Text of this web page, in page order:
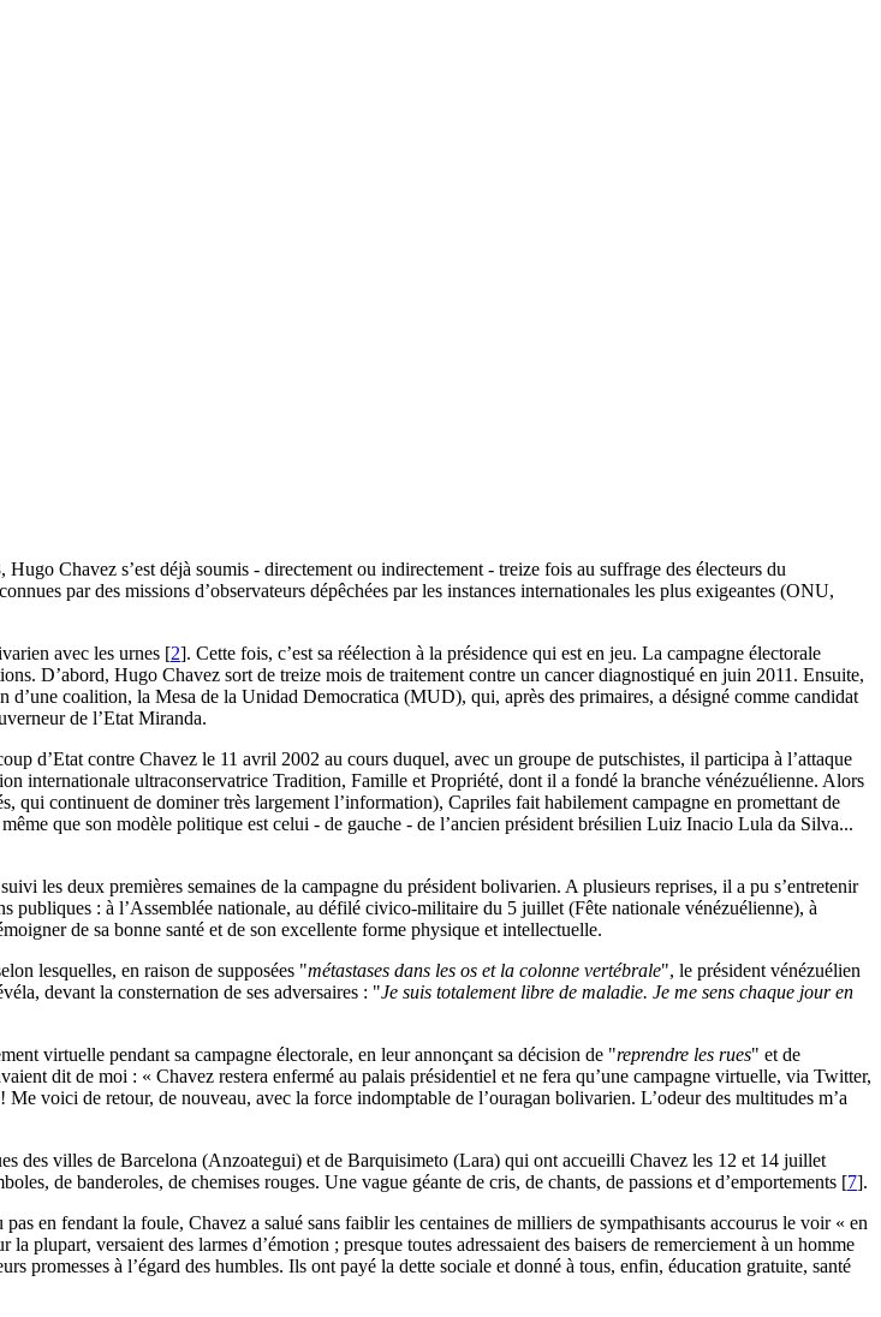
Chavez s’est déjà soumis - directement ou indirectement - treize fois au suffrage des électeurs du
par des missions d’observateurs dépêchées par les instances internationales les plus exigeantes (ONU,
avec les urnes [2]. Cette fois, c’est sa réélection à la présidence qui est en jeu. La campagne électorale
D’abord, Hugo Chavez sort de treize mois de traitement contre un cancer diagnostiqué en juin 2011. Ensuite,
coalition, la Mesa de la Unidad Democratica (MUD), qui, après des primaires, a désigné comme candidat
de l’Etat Miranda.
d’Etat contre Chavez le 11 avril 2002 au cours duquel, avec un groupe de putschistes, il participa à l’attaque
internationale ultraconservatrice Tradition, Famille et Propriété, dont il a fondé la branche vénézuélienne. Alors
qui continuent de dominer très largement l’information), Capriles fait habilement campagne en promettant de
que son modèle politique est celui - de gauche - de l’ancien président brésilien Luiz Inacio Lula da Silva...
les deux premières semaines de la campagne du président bolivarien. A plusieurs reprises, il a pu s’entretenir
publiques : à l’Assemblée nationale, au défilé civico-militaire du 5 juillet (Fête nationale vénézuélienne), à
de sa bonne santé et de son excellente forme physique et intellectuelle.
lesquelles, en raison de supposées "métastases dans les os et la colonne vertébrale", le président vénézuélien
devant la consternation de ses adversaires : "Je suis totalement libre de maladie. Je me sens chaque jour en
virtuelle pendant sa campagne électorale, en leur annonçant sa décision de "reprendre les rues" et de
dit de moi : « Chavez restera enfermé au palais présidentiel et ne fera qu’une campagne virtuelle, via Twitter,
voici de retour, de nouveau, avec la force indomptable de l’ouragan bolivarien. L’odeur des multitudes m’a
des villes de Barcelona (Anzoategui) et de Barquisimeto (Lara) qui ont accueilli Chavez les 12 et 14 juillet
de banderoles, de chemises rouges. Une vague géante de cris, de chants, de passions et d’emportements [7].
en fendant la foule, Chavez a salué sans faiblir les centaines de milliers de sympathisants accourus le voir « en
plupart, versaient des larmes d’émotion ; presque toutes adressaient des baisers de remerciement à un homme
promesses à l’égard des humbles. Ils ont payé la dette sociale et donné à tous, enfin, éducation gratuite, santé